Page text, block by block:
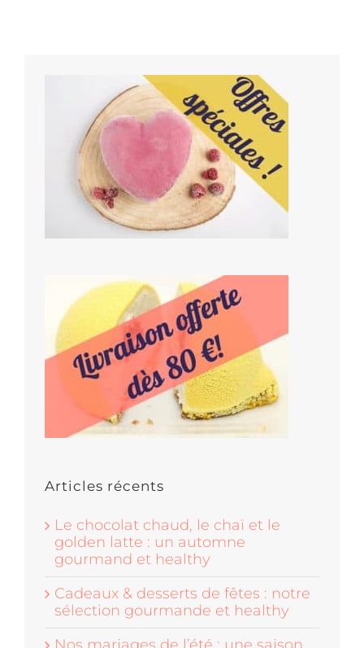
Articles récents
Le chocolat chaud, le chaï et le
golden latte : un automne
gourmand et healthy
Cadeaux & desserts de fêtes : notre
sélection gourmande et healthy